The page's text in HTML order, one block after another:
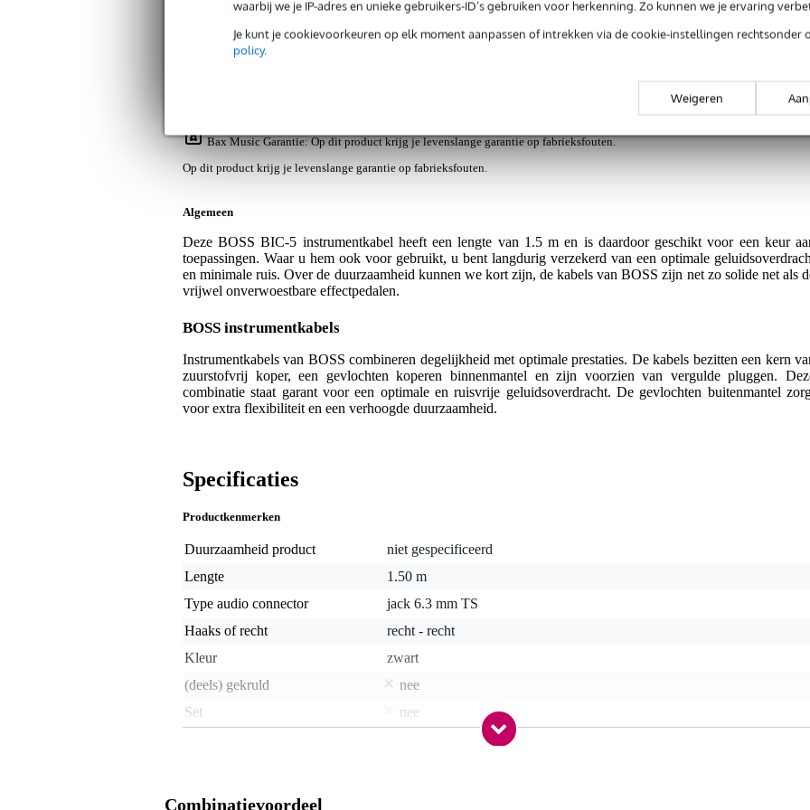
waarbij we je IP-adres en unieke gebruikers-ID’s gebruiken voor herkenning. Zo kunnen we je ervaring
Je kunt je cookievoorkeuren op elk moment aanpassen of intrekken via de cookie-instellingen rechtsonder
policy.
Weigeren
Boss BIC-5 instrumentkabel 1.5 m
Bax Music Garantie: Op dit product krijg je levenslange garantie op fabrieksfouten.
Op dit product krijg je levenslange garantie op fabrieksfouten.
Algemeen
Deze BOSS BIC-5 instrumentkabel heeft een lengte van 1.5 m en is daardoor geschikt voor een keur
toepassingen. Waar u hem ook voor gebruikt, u bent langdurig verzekerd van een optimale
en minimale ruis. Over de duurzaamheid kunnen we kort zijn, de kabels van BOSS zijn net zo solide net als
vrijwel onverwoestbare effectpedalen.
BOSS instrumentkabels
Instrumentkabels van BOSS combineren degelijkheid met optimale prestaties. De kabels bezitten een kern
zuurstofvrij koper, een gevlochten koperen binnenmantel en zijn voorzien van vergulde pluggen.
combinatie staat garant voor een optimale en ruisvrije geluidsoverdracht. De gevlochten buitenmantel
voor extra flexibiliteit en een verhoogde duurzaamheid.
Specificaties
Productkenmerken
Duurzaamheid product
niet gespecificeerd
Lengte
1.50 m
Type audio connector
jack 6.3 mm TS
Haaks of recht
recht - recht
Kleur
zwart
(deels) gekruld
nee
Set
nee
Gewicht en afmetingen inclusief verpakking
Combinatievoordeel